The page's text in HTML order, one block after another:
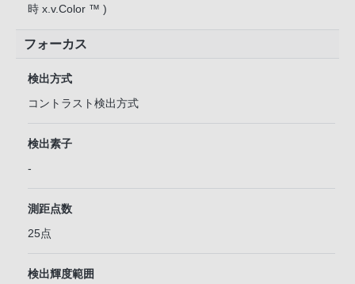
時 x.v.Color ™ )
フォーカス
検出方式
コントラスト検出方式
検出素子
-
測距点数
25点
検出輝度範囲